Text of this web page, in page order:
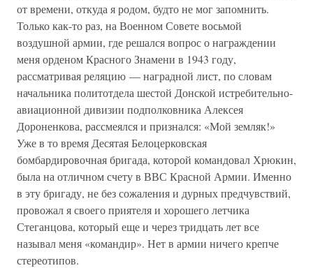
от времени, откуда я родом, будто не мог запомнить.
Только как-то раз, на Военном Совете восьмой
воздушной армии, где решался вопрос о награждении
меня орденом Красного Знамени в 1943 году,
рассматривая реляцию — наградной лист, по словам
начальника политотдела шестой Донской истребительно-
авиационной дивизии подполковника Алексея
Дороненкова, рассмеялся и признался: «Мой земляк!»
Уже в то время Десятая Белоцерковская
бомбардировочная бригада, которой командовал Хрюкин,
была на отличном счету в ВВС Красной Армии. Именно
в эту бригаду, не без сожаления и дурных предчувствий,
провожал я своего приятеля и хорошего летчика
Стеганцова, который еще и через тридцать лет все
называл меня «командир». Нет в армии ничего крепче
стереотипов.